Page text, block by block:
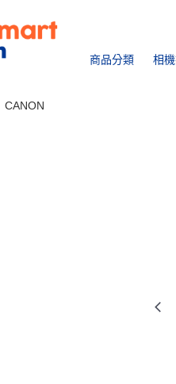
商品分類 相
CANON